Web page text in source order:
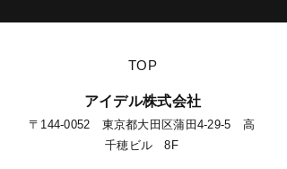
耐荷重：10kg
​TOP
​アイデル株式会社
​​〒144-0052 東京都大田区蒲田4-29-5 高
千穂ビル 8F​